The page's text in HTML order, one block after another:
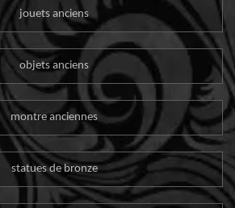
jouets anciens
objets anciens
montre anciennes
statues de bronze